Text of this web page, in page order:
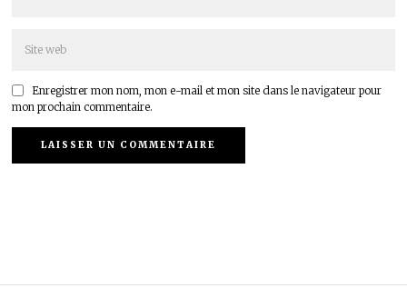
Enregistrer mon nom, mon e-mail et mon site dans le navigateur pour
mon prochain commentaire.